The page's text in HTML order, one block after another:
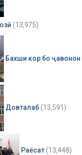
(13,975)
Бахши кор бо ҷавонон
Довталаб (13,591)
Раёсат (13,448)